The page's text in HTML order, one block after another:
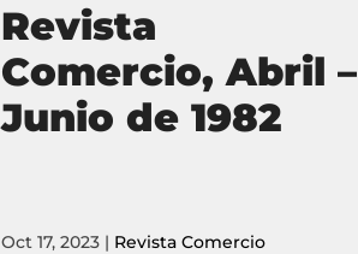
Revista
Comercio, Abril –
Junio de 1982
Oct 17, 2023 | Revista Comercio